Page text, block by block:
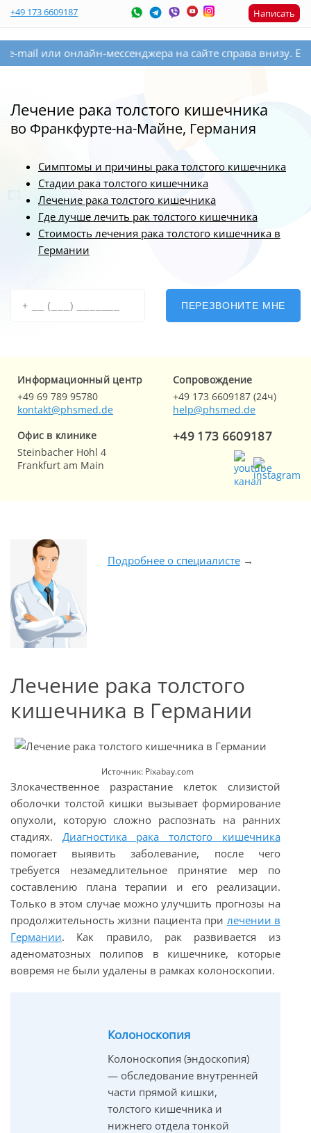
+49 173 6609187 Написать
мессенджера на сайте справа внизу. Если Вы
Лечение рака толстого кишечника
во Франкфурте-на-Майне, Германия
Симптомы и причины рака толстого кишечника
Стадии рака толстого кишечника
Лечение рака толстого кишечника
Где лучше лечить рак толстого кишечника
Стоимость лечения рака толстого кишечника в
Германии
ПЕРЕЗВОНИТЕ МНЕ
Информационный центр
+49 69 789 95780
kontakt@phsmed.de
Cопровождение
+49 173 6609187 (24ч)
help@phsmed.de
Офис в клинике
Steinbacher Hohl 4
Frankfurt am Main
+49 173 6609187
Подробнее о специалисте→
Лечение рака толстого
кишечника в Германии
Источник: Pixabay.com
Злокачественное разрастание клеток слизистой
оболочки толстой кишки вызывает формирование
опухоли, которую сложно распознать на ранних
стадиях. Диагностика рака толстого кишечника
помогает выявить заболевание, после чего
требуется незамедлительное принятие мер по
составлению плана терапии и его реализации.
Только в этом случае можно улучшить прогнозы на
продолжительность жизни пациента при лечении в
Германии. Как правило, рак развивается из
аденоматозных полипов в кишечнике, которые
вовремя не были удалены в рамках колоноскопии.
Колоноскопия
Колоноскопия (эндоскопия)
— обследование внутренней
части прямой кишки,
толстого кишечника и
нижнего отдела тонкой